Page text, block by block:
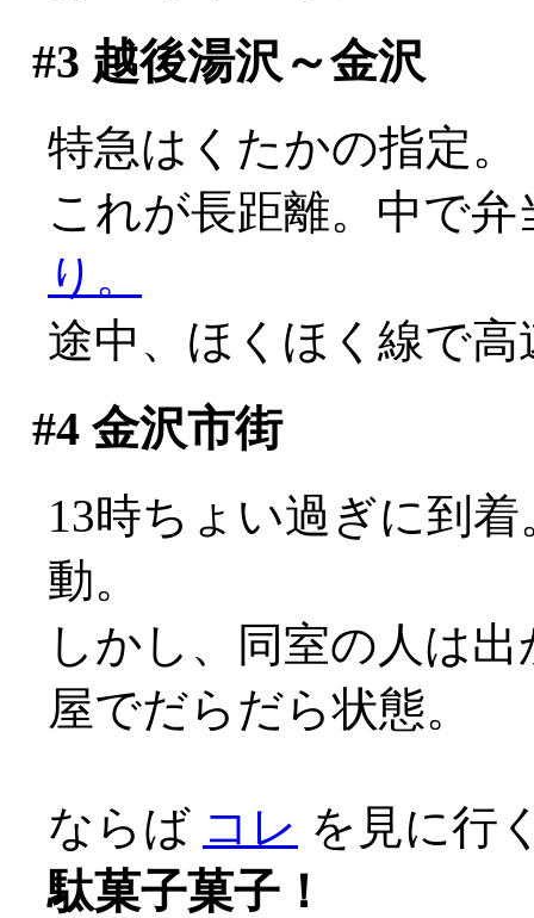
#3 越後湯沢～金沢
特急はくたかの指定。
これが長距離。中で
り。
途中、ほくほく線で
#4金沢市街
13時ちょい過ぎに到
動。
しかし、同室の人は
屋でだらだら状態。
ならば コレ を見に行
駄菓子菓子！